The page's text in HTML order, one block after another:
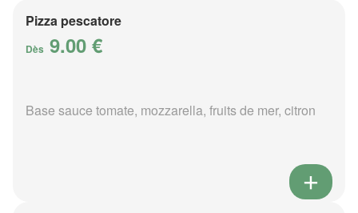
Pizza pescatore
Dès 9.00 €
Base sauce tomate, mozzarella, fruits de mer, citron